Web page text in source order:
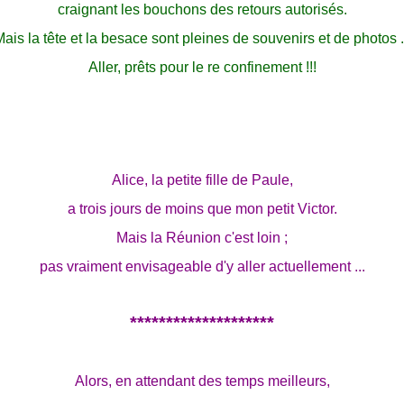
craignant les bouchons des retours autorisés.
la tête et la besace sont pleines de souvenirs et de photos
Aller, prêts pour le re confinement !!!
Alice, la petite fille de Paule,
a trois jours de moins que mon petit Victor.
Mais la Réunion c'est loin ;
pas vraiment envisageable d'y aller actuellement ...
********************
Alors, en attendant des temps meilleurs,